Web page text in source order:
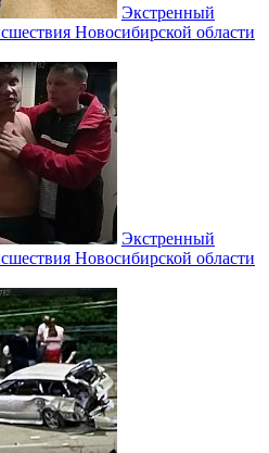
Экстренный
Новосибирской области
Экстренный
Новосибирской области